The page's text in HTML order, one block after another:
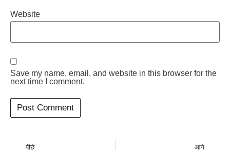
Website
Save my name, email, and website in this browser for the
next time I comment.
पीछे आगे